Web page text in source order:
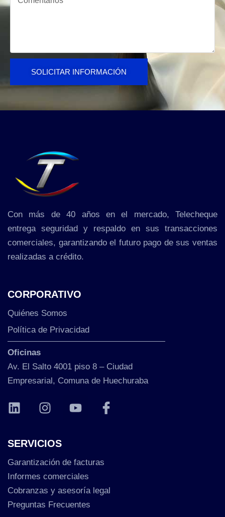
SOLICITAR INFORMACIÓN
Con más de 40 años en el mercado, Telecheque
entrega seguridad y respaldo en sus transacciones
comerciales, garantizando el futuro pago de sus ventas
realizadas a crédito.
CORPORATIVO
Quiénes Somos
Política de Privacidad
Oficinas
Av. El Salto 4001 piso 8 – Ciudad
Empresarial, Comuna de Huechuraba
SERVICIOS
Garantización de facturas
Informes comerciales
Cobranzas y asesoría legal
Preguntas Frecuentes